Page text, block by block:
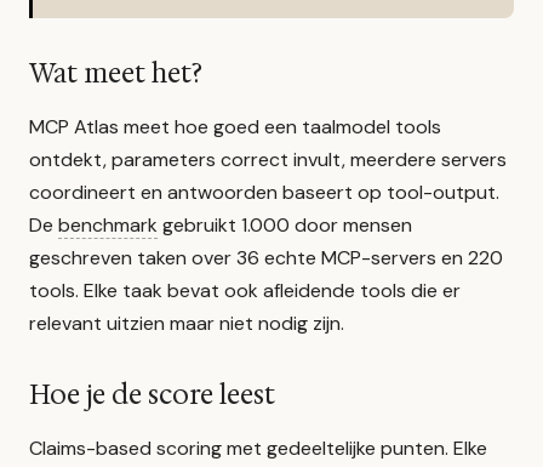
Wat meet het?
MCP Atlas meet hoe goed een taalmodel tools
ontdekt, parameters correct invult, meerdere servers
coordineert en antwoorden baseert op tool-output.
De benchmark gebruikt 1.000 door mensen
geschreven taken over 36 echte MCP-servers en 220
tools. Elke taak bevat ook afleidende tools die er
relevant uitzien maar niet nodig zijn.
Hoe je de score leest
Claims-based scoring met gedeeltelijke punten. Elke